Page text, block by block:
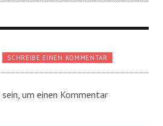
SCHREIBE EINEN KOMMENTAR
sein, um einen Kommentar